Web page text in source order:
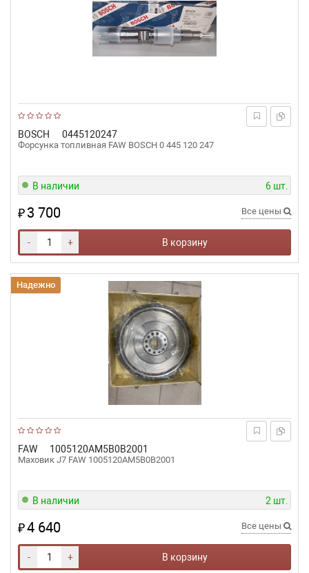
BOSCH 0445120247
Форсунка топливная FAW BOSCH 0 445 120 247
В наличии 6 шт.
₽3 700 Все цены
- + В корзину
FAW 1005120AM5B0B2001
Маховик J7 FAW 1005120AM5B0B2001
Надежно
В наличии 2 шт.
₽4 640 Все цены
- + В корзину